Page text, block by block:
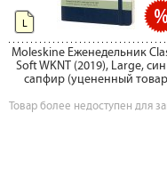
Moleskine Еженедельник
Soft WKNT (2019), Large,
сапфир (уцененный
Товар более недоступен для
L